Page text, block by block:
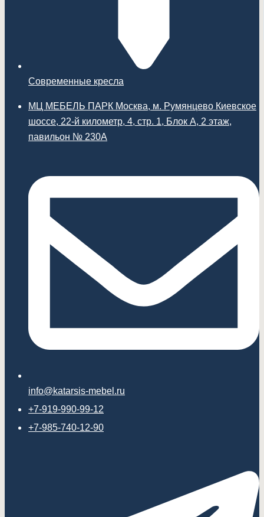
Современные кресла
МЦ МЕБЕЛЬ ПАРК Москва, м. Румянцево Киевское
шоссе, 22-й километр, 4, стр. 1, Блок А, 2 этаж,
павильон № 230А
info@katarsis-mebel.ru
+7-919-990-99-12
+7-985-740-12-90